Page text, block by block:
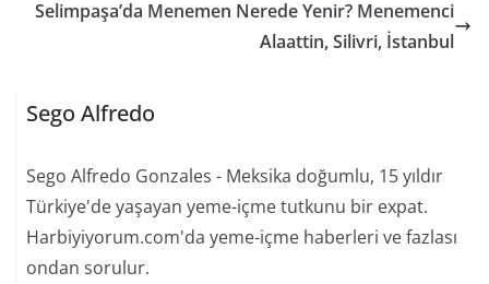
Selimpaşa’da Menemen Nerede Yenir? Menemenci
Alaattin, Silivri, İstanbul
Sego Alfredo
Sego Alfredo Gonzales - Meksika doğumlu, 15 yıldır
Türkiye'de yaşayan yeme-içme tutkunu bir expat.
Harbiyiyorum.com'da yeme-içme haberleri ve fazlası
ondan sorulur.